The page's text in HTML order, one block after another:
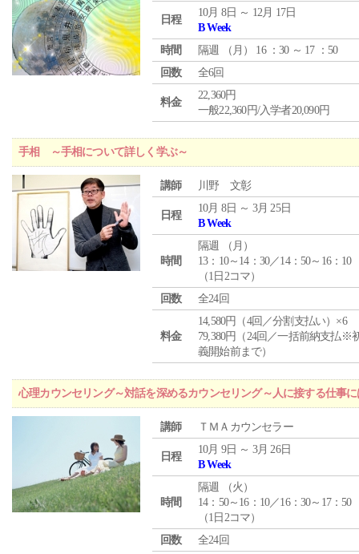
日程
10月 8日 ～ 12月 17日
B Week
時間
隔週 （ 月 ） 16 ：30 ～ 17 ：50
回数
全6回
料金
22,360円
一般22,360円/入学者20,090円
手相 ～手相について詳しく学ぶ～
講師 川野 文彰
日程
10月 8日 ～ 3月 25日
B Week
時間
隔週 （ 月 ）
13：10～14：30／14：50～16：10
（1日2コマ）
回数
全24回
料金
14,580円（4回／分割支払い）×6
79,380円（24回／一括前納支払※
義開始前まで）
心理カウンセリング～対話を深めるカウンセリング～人に接する仕事
講師 ＴＭＡカウンセラー
日程
10月 9日 ～ 3月 26日
B Week
時間
隔週 （火 ）
14：50～16：10／16：30～17：50
（1日2コマ）
回数
全24回